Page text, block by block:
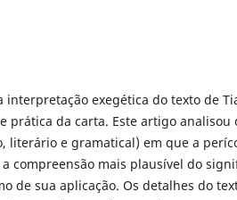
interpretação exegética do texto de
prática da carta. Este artigo analisou
literário e gramatical) em que a
compreensão mais plausível do
de sua aplicação. Os detalhes do